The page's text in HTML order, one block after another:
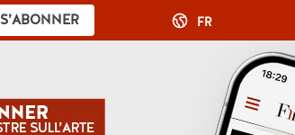
S’ABONNER FR